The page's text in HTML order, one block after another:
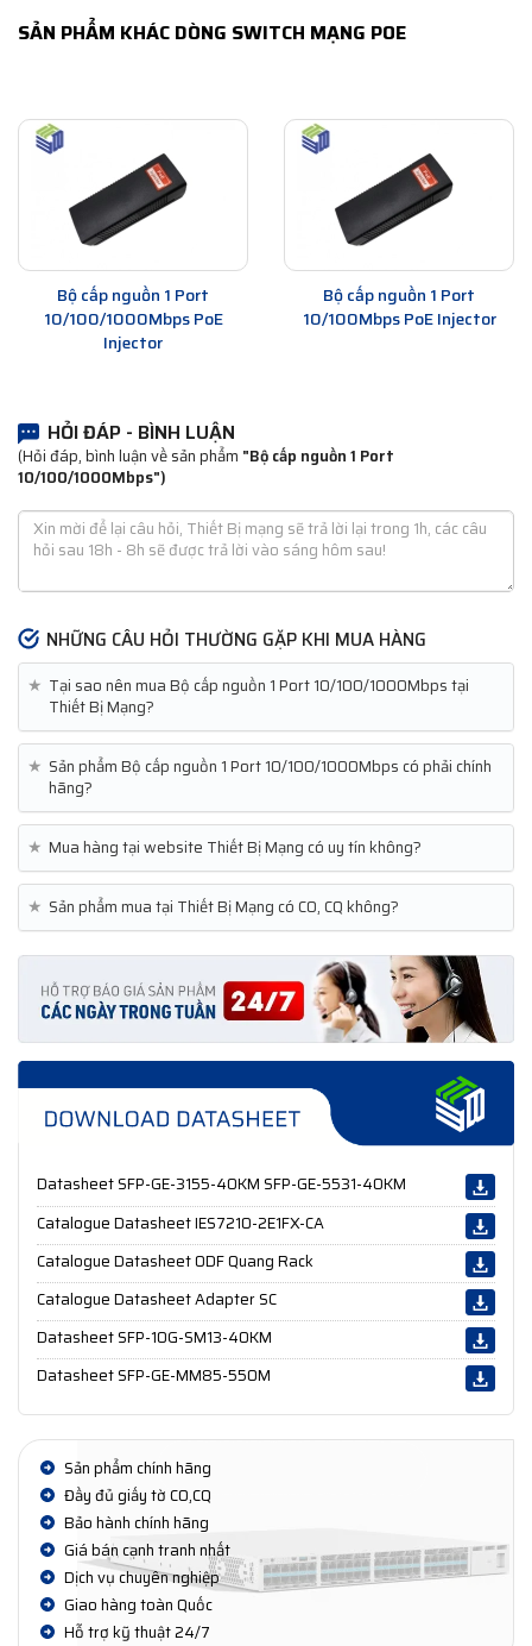
SẢN PHẨM KHÁC DÒNG SWITCH MẠNG POE
Bộ cấp nguồn 1 Port
10/100/1000Mbps PoE
Injector
Bộ cấp nguồn 1 Port
10/100Mbps PoE Injector
HỎI ĐÁP - BÌNH LUẬN
(Hỏi đáp, bình luận về sản phẩm "Bộ cấp nguồn 1 Port
10/100/1000Mbps")
NHỮNG CÂU HỎI THƯỜNG GẶP KHI MUA HÀNG
★ Tại sao nên mua Bộ cấp nguồn 1 Port 10/100/1000Mbps tại
Thiết Bị Mạng?
★ Sản phẩm Bộ cấp nguồn 1 Port 10/100/1000Mbps có phải chính
hãng?
★ Mua hàng tại website Thiết Bị Mạng có uy tín không?
★ Sản phẩm mua tại Thiết Bị Mạng có CO, CQ không?
Datasheet SFP-GE-3155-40KM SFP-GE-5531-40KM
Catalogue Datasheet IES7210-2E1FX-CA
Catalogue Datasheet ODF Quang Rack
Catalogue Datasheet Adapter SC
Datasheet SFP-10G-SM13-40KM
Datasheet SFP-GE-MM85-550M
Sản phẩm chính hãng
Đầy đủ giấy tờ CO,CQ
Bảo hành chính hãng
Giá bán cạnh tranh nhất
Dịch vụ chuyên nghiệp
Giao hàng toàn Quốc
Hỗ trợ kỹ thuật 24/7